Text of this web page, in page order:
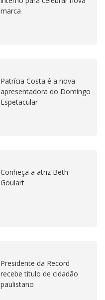
marca
Patrícia Costa é a nova
apresentadora do Domingo
Espetacular
Conheça a atriz Beth
Goulart
Presidente da Record
recebe título de cidadão
paulistano